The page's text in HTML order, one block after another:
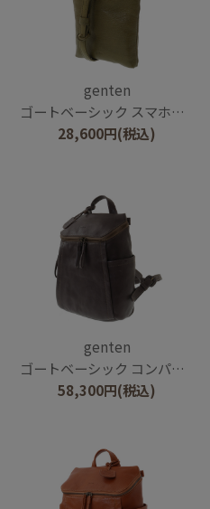
genten
ゴートベーシック スマホショルダー
28,600円(税込)
genten
ゴートベーシック コンパクトリュック
58,300円(税込)